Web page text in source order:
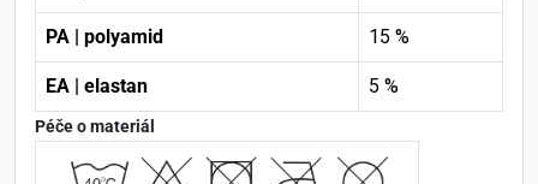
PA | polyamid 15 %
EA | elastan 5 %
Péče o materiál